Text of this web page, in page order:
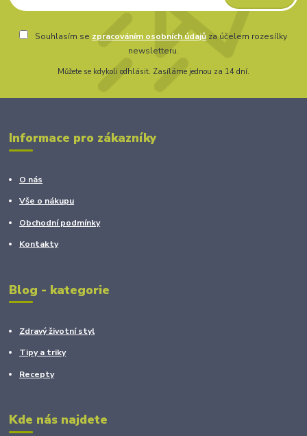
Souhlasím se zpracováním osobních údajů za účelem rozesílky
newsletteru.
Můžete se kdykoli odhlásit. Zasíláme jednou za 14 dní.
Informace pro zákazníky
O nás
Vše o nákupu
Obchodní podmínky
Kontakty
Blog - kategorie
Zdravý životní styl
Tipy a triky
Recepty
Kde nás najdete